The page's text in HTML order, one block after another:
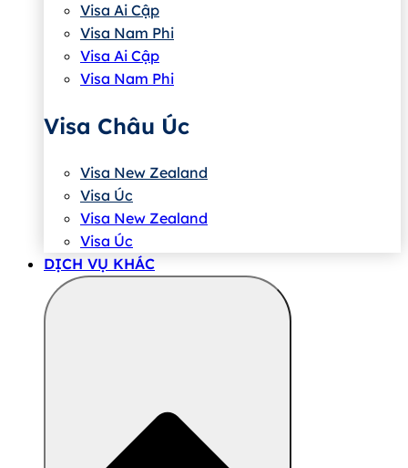
Visa Ai Cập
Visa Nam Phi
Visa Ai Cập
Visa Nam Phi
Visa Châu Úc
Visa New Zealand
Visa Úc
Visa New Zealand
Visa Úc
DỊCH VỤ KHÁC